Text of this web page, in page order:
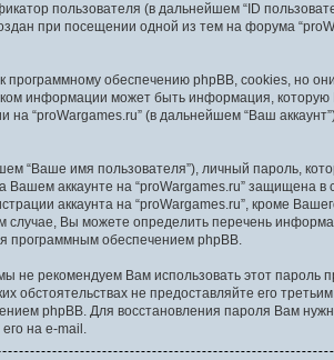
пользователя (в дальнейшем “ID
при посещении одной из тем на форума
обеспечению phpBB, cookies, но
информации может быть информация,
“proWargames.ru” (в дальнейшем “Ваш
“Ваше имя пользователя”), личный пароль,
аккаунте на “proWargames.ru” защищена в
аккаунта на “proWargames.ru”, кроме
Вы можете определить перечень
программным обеспечением phpBB.
рекомендуем Вам использовать этот пароль
обстоятельствах не предоставляйте его
phpBB. Для восстановления пароля Вам
на e-mail.